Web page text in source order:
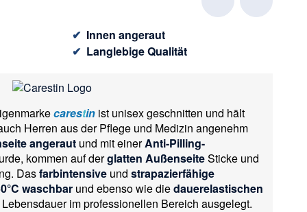
✔ Innen angeraut
✔ Langlebige Qualität
carestin ist unisex geschnitten und hält
Herren aus der Pflege und Medizin angenehm
angeraut und mit einerAnti-Pilling-
kommen auf derglatten AußenseiteSticke und
Dasfarbintensive und strapazierfähige
waschbar und ebenso wie diedauerelastischen
im professionellen Bereich ausgelegt.